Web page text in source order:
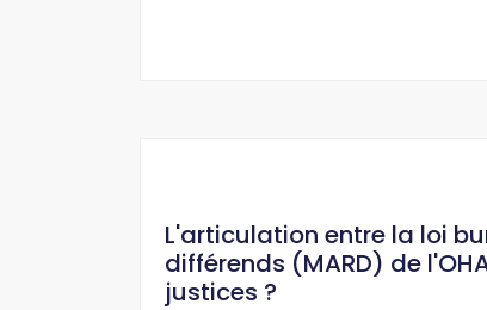
L'articulation entre la loi
différends (MARD) de
justices ?